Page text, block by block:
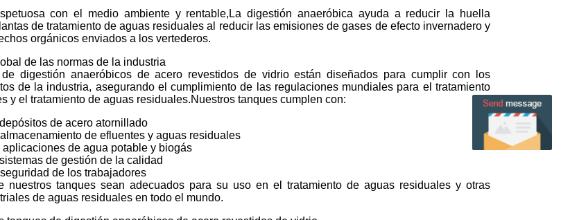
con el medio ambiente y rentable,La digestión anaeróbica ayuda a reducir la huella
de tratamiento de aguas residuales al reducir las emisiones de gases de efecto invernadero y
orgánicos enviados a los vertederos.
de las normas de la industria
de digestión anaeróbicos de acero revestidos de vidrio están diseñados para cumplir con los
de la industria, asegurando el cumplimiento de las regulaciones mundiales para el tratamiento
y el tratamiento de aguas residuales.Nuestros tanques cumplen con:
de acero atornillado
de efluentes y aguas residuales
aplicaciones de agua potable y biogás
de gestión de la calidad
de los trabajadores
nuestros tanques sean adecuados para su uso en el tratamiento de aguas residuales y otras
de aguas residuales en todo el mundo.